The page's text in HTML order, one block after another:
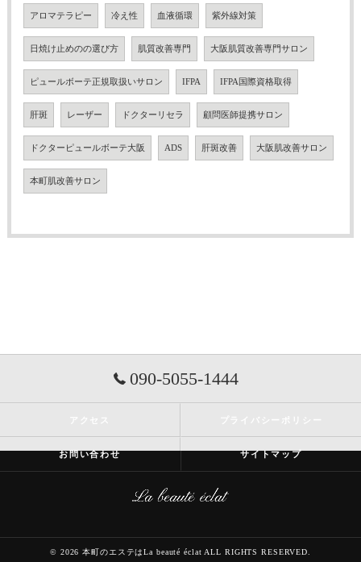
アロマテラピー 冷え性 血液循環 紫外線対策
日焼け止めのの選び方 肌質改善専門 大阪肌質改善専門サロン
ピュールボーテ正規取扱いサロン IFPA IFPA国際資格取得
肝斑 レーザー ドクターリセラ 顧問医師提携サロン
ドクターピュールボーテ大阪 ADS 肝斑改善 大阪肌改善サロン
本町肌改善サロン
090-5055-1444
お問い合わせ サイトマップ
© 2026 本町のエステはLa beauté éclat ALL RIGHTS RESERVED.